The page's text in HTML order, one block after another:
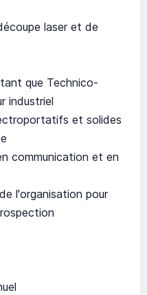
laser et de
que Technico-
industriel
et solides
communication et en
l'organisation pour